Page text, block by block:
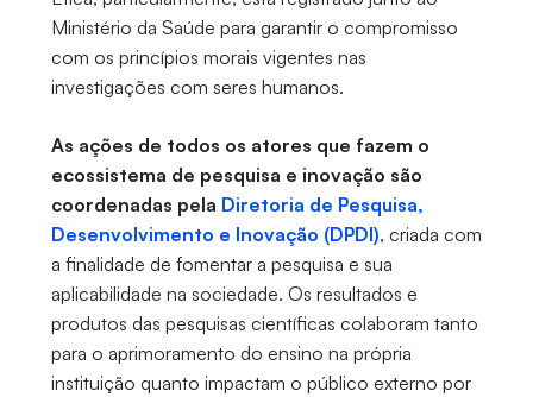
Ministério da Saúde para garantir o compromisso
com os princípios morais vigentes nas
investigações com seres humanos.
As ações de todos os atores que fazem o
ecossistema de pesquisa e inovação são
coordenadas pela Diretoria de Pesquisa,
Desenvolvimento e Inovação (DPDI), criada com
a finalidade de fomentar a pesquisa e sua
aplicabilidade na sociedade. Os resultados e
produtos das pesquisas científicas colaboram tanto
para o aprimoramento do ensino na própria
instituição quanto impactam o público externo por